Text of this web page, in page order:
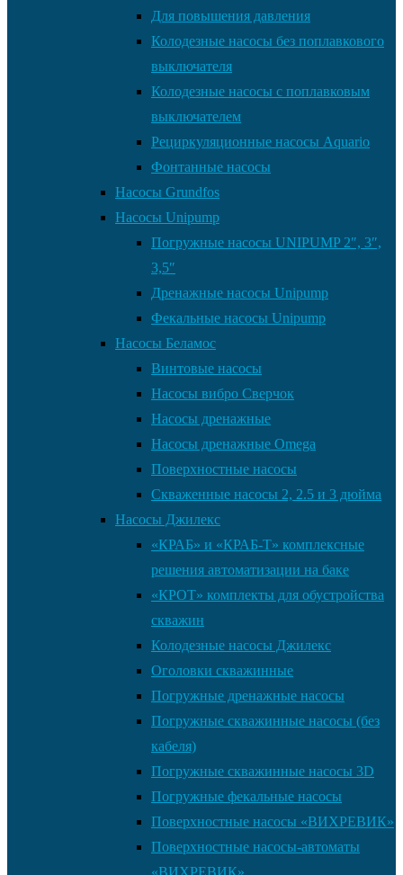
Для повышения давления
Колодезные насосы без поплавкового
выключателя
Колодезные насосы с поплавковым
выключателем
Рециркуляционные насосы Aquario
Фонтанные насосы
Насосы Grundfos
Насосы Unipump
Погружные насосы UNIPUMP 2″, 3″,
3,5″
Дренажные насосы Unipump
Фекальные насосы Unipump
Насосы Беламос
Винтовые насосы
Насосы вибро Сверчок
Насосы дренажные
Насосы дренажные Omega
Поверхностные насосы
Скваженные насосы 2, 2.5 и 3 дюйма
Насосы Джилекс
«КРАБ» и «КРАБ-Т» комплексные
решения автоматизации на баке
«КРОТ» комплекты для обустройства
скважин
Колодезные насосы Джилекс
Оголовки скважинные
Погружные дренажные насосы
Погружные скважинные насосы (без
кабеля)
Погружные скважинные насосы 3D
Погружные фекальные насосы
Поверхностные насосы «ВИХРЕВИК»
Поверхностные насосы-автоматы